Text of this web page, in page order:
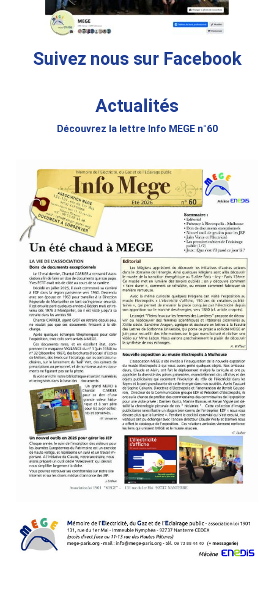
Suivez nous sur Facebook
Actualités
Découvrez la lettre Info MEGE n°60